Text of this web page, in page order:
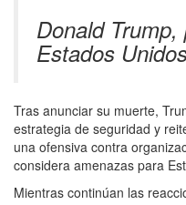
Donald
Estados
Tras anunciar su muerte,
estrategia de seguridad y
una ofensiva contra
considera amenazas para
Mientras continúan las